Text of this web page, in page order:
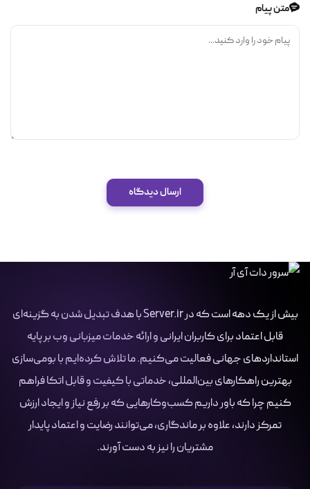
متن پیام
ارسال دیدگاه
بیش از یک دهه است که در Server.ir با هدف تبدیل شدن به گزینه‌ای
قابل اعتماد برای کاربران ایرانی و ارائه خدمات میزبانی وب بر پایه
استانداردهای جهانی فعالیت می‌کنیم. ما تلاش کرده‌ایم با بومی‌سازی
بهترین راهکارهای بین‌المللی، خدماتی با کیفیت و قابل اتکا فراهم
کنیم چرا که باور داریم کسب‌وکارهایی که بر رفع نیاز و ایجاد ارزش
تمرکز دارند، علاوه بر ماندگاری، می‌توانند رضایت و اعتماد پایدار
مشتریان را نیز به دست آورند.